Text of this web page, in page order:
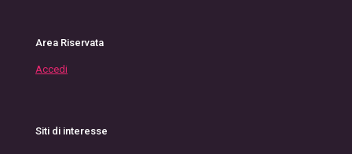
Area Riservata
Accedi
Siti di interesse